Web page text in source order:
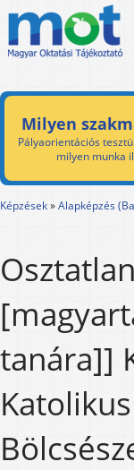
Milyen
Pályaorientációs
milyen munka
Képzések»Alapképzés
tanára]]